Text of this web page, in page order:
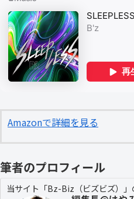
Amazonで詳細を見る
筆者のプロフィール
当サイト「Bz-Biz（ビズビズ）」